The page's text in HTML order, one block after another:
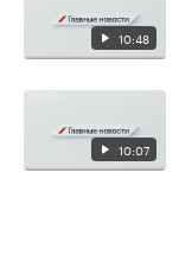
10:48
10:07